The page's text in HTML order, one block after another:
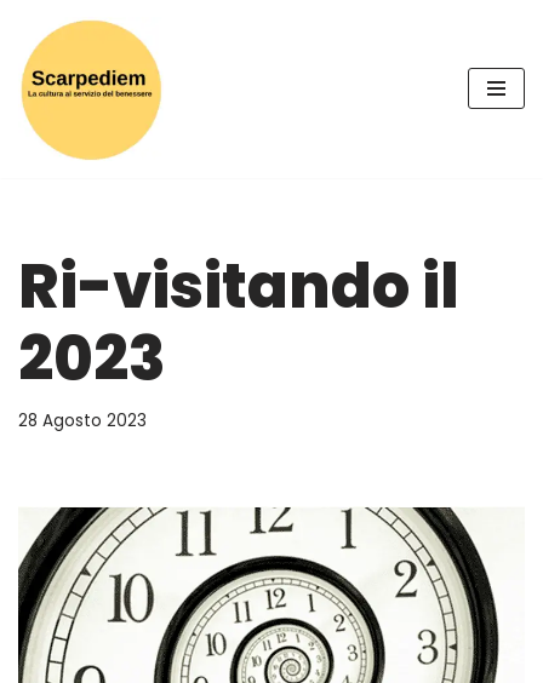
Vai
al
contenuto
Ri-visitando il
2023
28 Agosto 2023